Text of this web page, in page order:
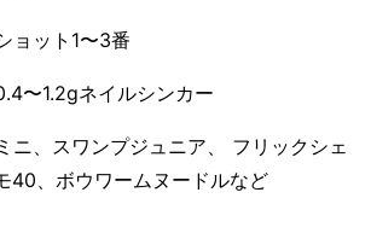
ョット1〜3番
〜1.2gネイルシンカー
ニ、スワンプジュニア、 フリックシェ
40、ボウワームヌードルなど